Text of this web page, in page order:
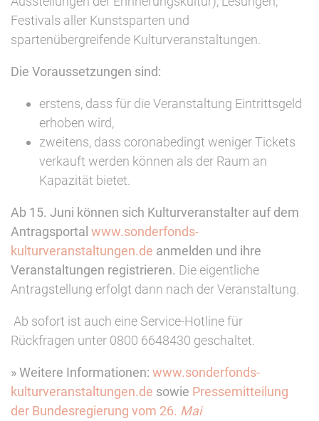
Festivals aller Kunstsparten und
spartenübergreifende Kulturveranstaltungen.
Die Voraussetzungen sind:
erstens, dass für die Veranstaltung Eintrittsgeld
erhoben wird,
zweitens, dass coronabedingt weniger Tickets
verkauft werden können als der Raum an
Kapazität bietet.
Ab 15. Juni können sich Kulturveranstalter auf dem
Antragsportal www.sonderfonds-
kulturveranstaltungen.de anmelden und ihre
Veranstaltungen registrieren. Die eigentliche
Antragstellung erfolgt dann nach der Veranstaltung.
Ab sofort ist auch eine Service-Hotline für
Rückfragen unter 0800 6648430 geschaltet.
» Weitere Informationen: www.sonderfonds-
kulturveranstaltungen.de sowie Pressemitteilung
der Bundesregierung vom 26. Mai